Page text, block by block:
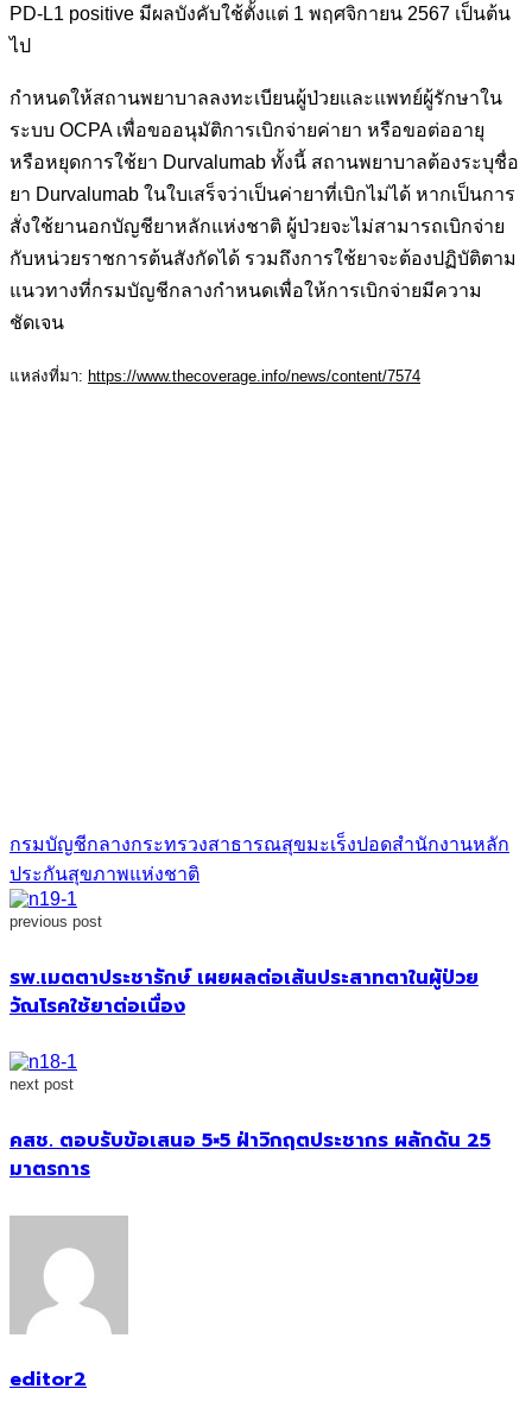
PD-L1 positive มีผลบังคับใช้ตั้งแต่ 1 พฤศจิกายน 2567 เป็นต้น
ไป
กำหนดให้สถานพยาบาลลงทะเบียนผู้ป่วยและแพทย์ผู้รักษาใน
ระบบ OCPA เพื่อขออนุมัติการเบิกจ่ายค่ายา หรือขอต่ออายุ
หรือหยุดการใช้ยา Durvalumab ทั้งนี้ สถานพยาบาลต้องระบุชื่อ
ยา Durvalumab ในใบเสร็จว่าเป็นค่ายาที่เบิกไม่ได้ หากเป็นการ
สั่งใช้ยานอกบัญชียาหลักแห่งชาติ ผู้ป่วยจะไม่สามารถเบิกจ่าย
กับหน่วยราชการต้นสังกัดได้ รวมถึงการใช้ยาจะต้องปฏิบัติตาม
แนวทางที่กรมบัญชีกลางกำหนดเพื่อให้การเบิกจ่ายมีความ
ชัดเจน
แหล่งที่มา: https://www.thecoverage.info/news/content/7574
กรมบัญชีกลางกระทรวงสาธารณสุขมะเร็งปอดสำนักงานหลัก
ประกันสุขภาพแห่งชาติ
previous post
รพ.เมตตาประชารักษ์ เผยผลต่อเส้นประสาทตาในผู้ป่วย
วัณโรคใช้ยาต่อเนื่อง
next post
คสช. ตอบรับข้อเสนอ 5×5 ฝ่าวิกฤตประชากร ผลักดัน 25
มาตรการ
editor2